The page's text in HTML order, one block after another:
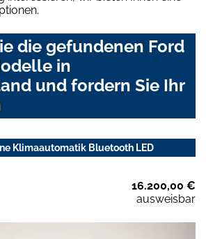
die gefundenen Ford
in
und fordern Sie Ihr
Klimaautomatik Bluetooth LED
16.200,00 €
ausweisbar